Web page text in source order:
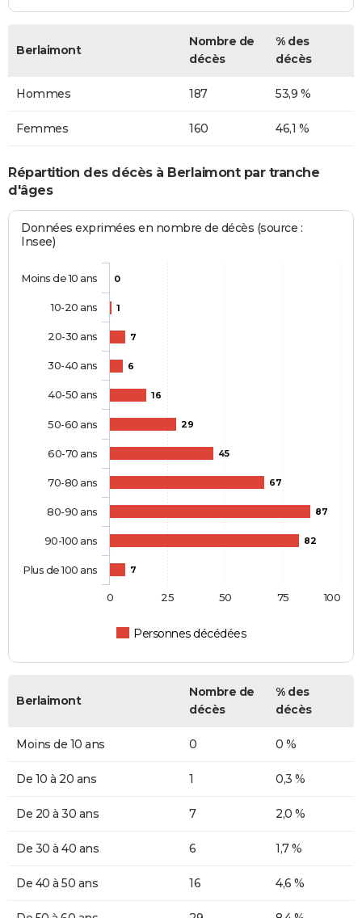
Berlaimont
Nombre de
décès
% des
décès
Hommes 187 53,9 %
Femmes 160 46,1 %
Répartition des décès à Berlaimont par tranche
d'âges
Données exprimées en nombre de décès (source :
Insee)
0
1
7
6
16
29
45
67
87
82
7
Personnes décédées
Moins de 10 ans
10-20 ans
20-30 ans
30-40 ans
40-50 ans
50-60 ans
60-70 ans
70-80 ans
80-90 ans
90-100 ans
Plus de 100 ans
0 100
25 50 75
Berlaimont
Nombre de
décès
% des
décès
Moins de 10 ans 0 0 %
De 10 à 20 ans 1 0,3 %
De 20 à 30 ans 7 2,0 %
De 30 à 40 ans 6 1,7 %
De 40 à 50 ans 16 4,6 %